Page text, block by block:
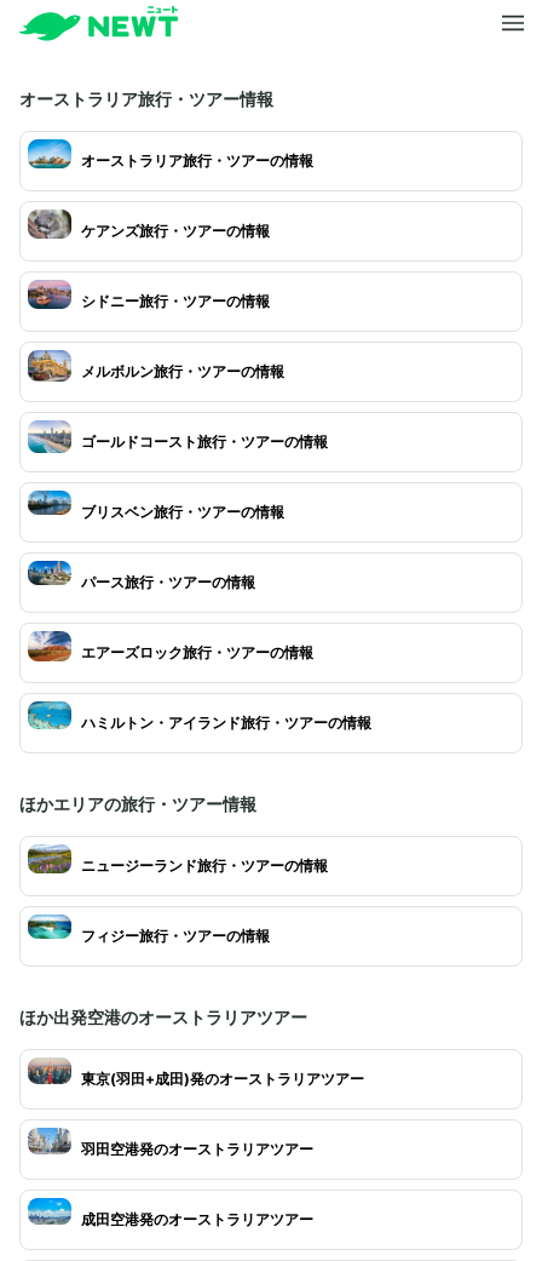
オーストラリア旅行・ツアー情報
オーストラリア旅行・ツアーの情報
ケアンズ旅行・ツアーの情報
シドニー旅行・ツアーの情報
メルボルン旅行・ツアーの情報
ゴールドコースト旅行・ツアーの情報
ブリスベン旅行・ツアーの情報
パース旅行・ツアーの情報
エアーズロック旅行・ツアーの情報
ハミルトン・アイランド旅行・ツアーの情報
ほかエリアの旅行・ツアー情報
ニュージーランド旅行・ツアーの情報
フィジー旅行・ツアーの情報
ほか出発空港のオーストラリアツアー
東京(羽田+成田)発のオーストラリアツアー
羽田空港発のオーストラリアツアー
成田空港発のオーストラリアツアー